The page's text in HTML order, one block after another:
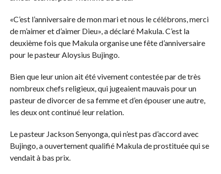
«C’est l’anniversaire de mon mari et nous le célébrons, merci
de m’aimer et d’aimer Dieu», a déclaré Makula. C’est la
deuxième fois que Makula organise une fête d’anniversaire
pour le pasteur Aloysius Bujingo.
Bien que leur union ait été vivement contestée par de très
nombreux chefs religieux, qui jugeaient mauvais pour un
pasteur de divorcer de sa femme et d’en épouser une autre,
les deux ont continué leur relation.
Le pasteur Jackson Senyonga, qui n’est pas d’accord avec
Bujingo, a ouvertement qualifié Makula de prostituée qui se
vendait à bas prix.